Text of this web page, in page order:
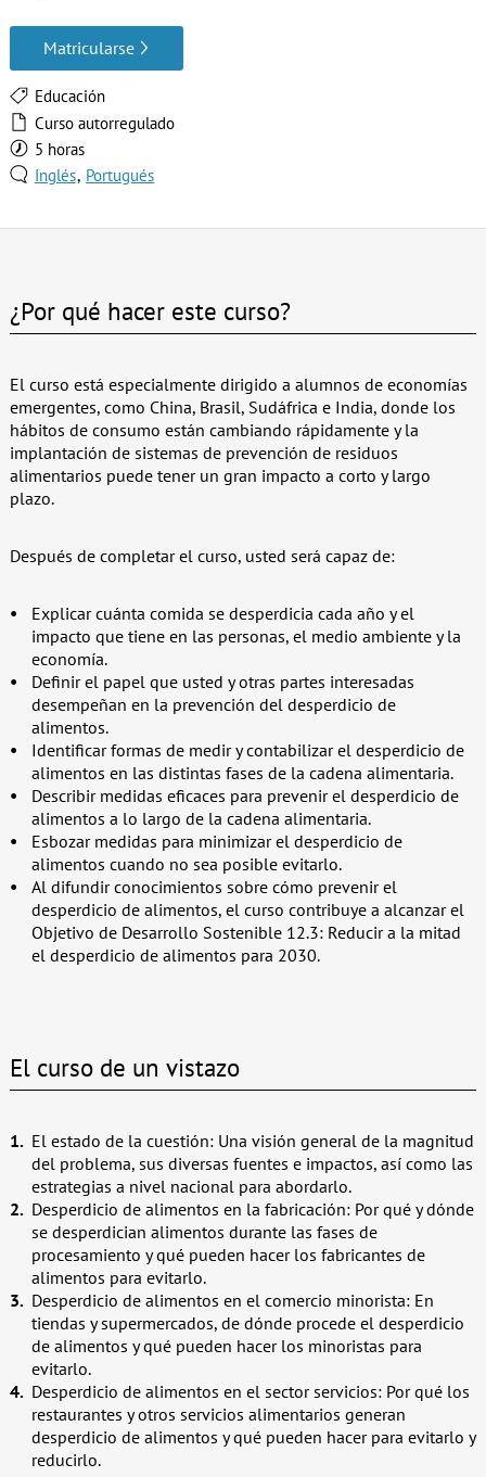
Matricularse
Educación
Curso autorregulado
5 horas
Inglés Portugués
¿Por qué hacer este curso?
El curso está especialmente dirigido a alumnos de economías
emergentes, como China, Brasil, Sudáfrica e India, donde los
hábitos de consumo están cambiando rápidamente y la
implantación de sistemas de prevención de residuos
alimentarios puede tener un gran impacto a corto y largo
plazo.
Después de completar el curso, usted será capaz de:
Explicar cuánta comida se desperdicia cada año y el
impacto que tiene en las personas, el medio ambiente y la
economía.
Definir el papel que usted y otras partes interesadas
desempeñan en la prevención del desperdicio de
alimentos.
Identificar formas de medir y contabilizar el desperdicio de
alimentos en las distintas fases de la cadena alimentaria.
Describir medidas eficaces para prevenir el desperdicio de
alimentos a lo largo de la cadena alimentaria.
Esbozar medidas para minimizar el desperdicio de
alimentos cuando no sea posible evitarlo.
Al difundir conocimientos sobre cómo prevenir el
desperdicio de alimentos, el curso contribuye a alcanzar el
Objetivo de Desarrollo Sostenible 12.3: Reducir a la mitad
el desperdicio de alimentos para 2030.
El curso de un vistazo
El estado de la cuestión: Una visión general de la magnitud
del problema, sus diversas fuentes e impactos, así como las
estrategias a nivel nacional para abordarlo.
Desperdicio de alimentos en la fabricación: Por qué y dónde
se desperdician alimentos durante las fases de
procesamiento y qué pueden hacer los fabricantes de
alimentos para evitarlo.
Desperdicio de alimentos en el comercio minorista: En
tiendas y supermercados, de dónde procede el desperdicio
de alimentos y qué pueden hacer los minoristas para
evitarlo.
Desperdicio de alimentos en el sector servicios: Por qué los
restaurantes y otros servicios alimentarios generan
desperdicio de alimentos y qué pueden hacer para evitarlo y
reducirlo.